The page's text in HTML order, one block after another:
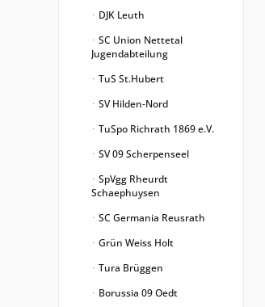
DJK Leuth
SC Union Nettetal
Jugendabteilung
TuS St.Hubert
SV Hilden-Nord
TuSpo Richrath 1869 e.V.
SV 09 Scherpenseel
SpVgg Rheurdt
Schaephuysen
SC Germania Reusrath
Grün Weiss Holt
Tura Brüggen
Borussia 09 Oedt